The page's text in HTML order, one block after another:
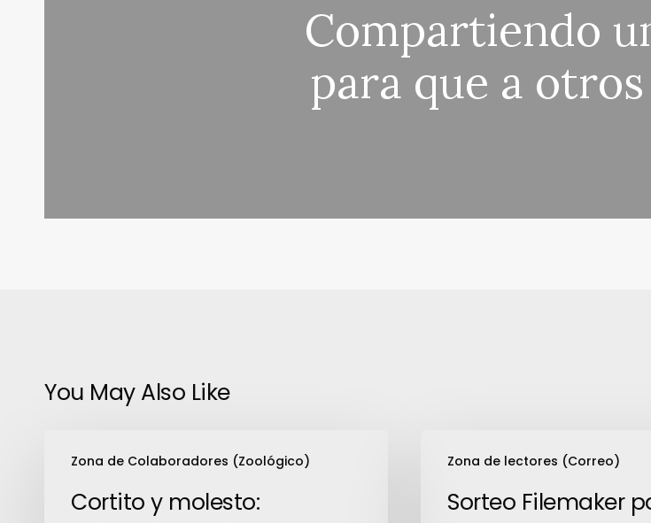
Compartiendo
para que a
You May Also Like
Zona de Colaboradores (Zoológico)
molesto:
Cortito y molesto:
Zona de lectores (Correo)
Filemaker
paraSorteo Filemaker